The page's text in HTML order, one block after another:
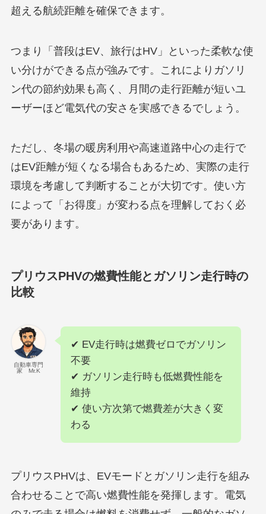
超える航続距離を確保できます。
つまり「普段はEV、旅行はHV」といった柔軟な使
い分けができる点が強みです。これによりガソリ
ン代の節約効果も高く、月間の走行距離が短いユ
ーザーほど電気代の安さを実感できるでしょう。
ただし、冬場の暖房利用や高速道路中心の走行で
はEV距離が短くなる場合もあるため、実際の走行
環境を考慮して判断することが大切です。使い方
によって「お得度」が変わる点を理解しておく必
要があります。
プリウスPHVの燃費性能とガソリン走行時の
比較
自動車専門
家 Mr.K
✔ EV走行時は燃費ゼロでガソリン
不要
✔ ガソリン走行時も低燃費性能を
維持
✔ 使い方次第で燃費差が大きく変
わる
プリウスPHVは、EVモードとガソリン走行を組み
合わせることで高い燃費性能を発揮します。電気